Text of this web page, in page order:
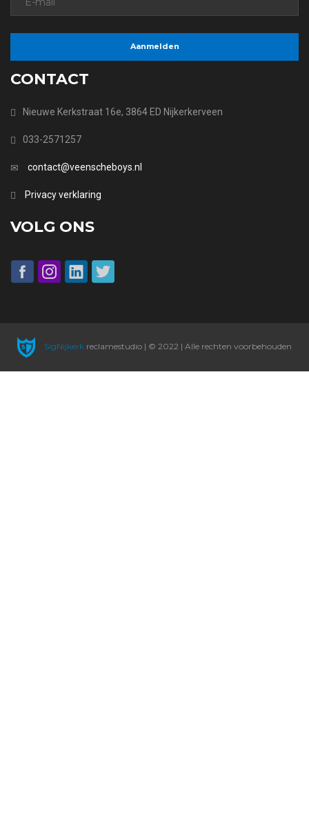
CONTACT
Nieuwe Kerkstraat 16e, 3864 ED Nijkerkerveen
033-2571257
contact@veenscheboys.nl
Privacy verklaring
VOLG ONS
SigNijkerkreclamestudio | © 2022 | Alle rechten voorbehouden